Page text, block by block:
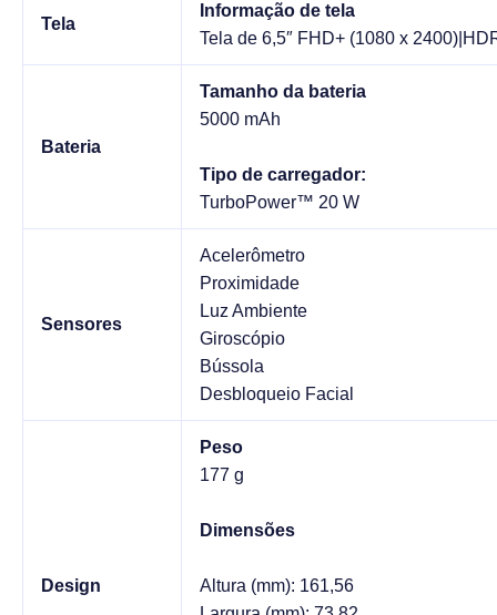
Tela
Informação de tela
Tela de 6,5″ FHD+ (1080 x
Bateria
Tamanho da bateria
5000 mAh
Tipo de carregador:
TurboPower™ 20 W
Sensores
Acelerômetro
Proximidade
Luz Ambiente
Giroscópio
Bússola
Desbloqueio Facial
Design
Peso
177 g
Dimensões
Altura (mm): 161,56